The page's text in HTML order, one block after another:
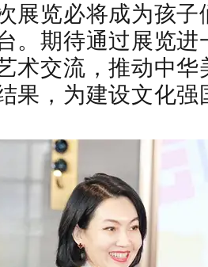
展览必将成为孩
。期待通过展览
术交流，推动中
果，为建设文化